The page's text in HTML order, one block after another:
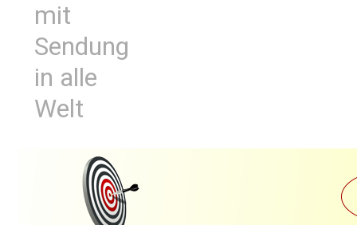
mit
Sendung
in alle
Welt